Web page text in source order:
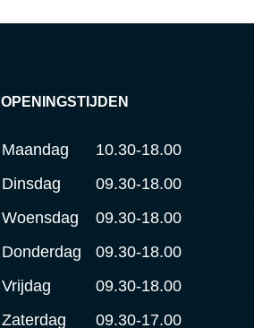
OPENINGSTIJDEN
Maandag
10.30-18.00
Dinsdag
09.30-18.00
Woensdag
09.30-18.00
Donderdag
09.30-18.00
Vrijdag
09.30-18.00
Zaterdag
09.30-17.00